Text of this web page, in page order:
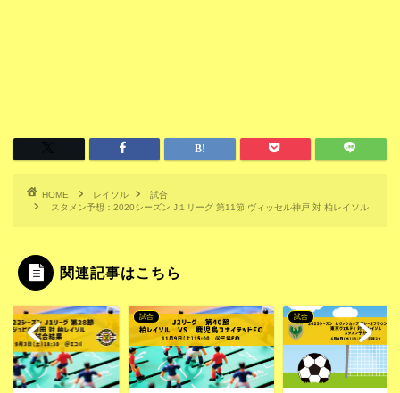
HOME レイソル
試合
スタメン予想：2020シーズン J１リーグ 第11節 ヴィッセル神戸 対 柏レイソル
関連記事はこちら
試合 試合